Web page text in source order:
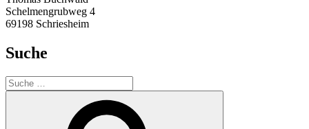
Schelmengrubweg 4
69198 Schriesheim
Suche
Suche
nach: